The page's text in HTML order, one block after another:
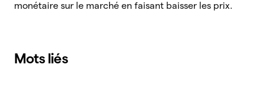
monétaire sur le marché en faisant baisser les prix.
Mots liés